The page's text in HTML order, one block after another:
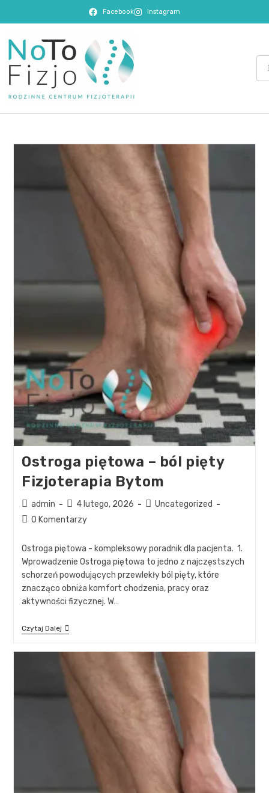
Facebook Instagram
Ostroga piętowa – ból pięty
Fizjoterapia Bytom
admin 4 lutego, 2026
Uncategorized
0 Komentarzy
Ostroga piętowa - kompleksowy poradnik dla pacjenta. 1.
Wprowadzenie Ostroga piętowa to jedno z najczęstszych
schorzeń powodujących przewlekły ból pięty, które
znacząco obniża komfort chodzenia, pracy oraz
aktywności fizycznej. W…
Czytaj Dalej